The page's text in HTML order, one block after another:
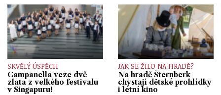
SKVĚLÝ ÚSPĚCH
Campanella veze dvě
zlata z velkého festivalu
v Singapuru!
JAK SE ŽILO NA HRADĚ?
Na hradě Šternberk
chystají dětské prohlídky
i letní kino